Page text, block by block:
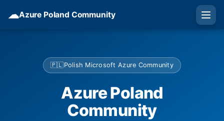
☁Azure Poland Community
🇵🇱Polish Microsoft Azure Community
Azure Poland
Community